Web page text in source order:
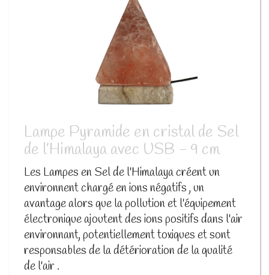
Lampe Pyramide en cristal de Sel
de l’Himalaya avec USB - 9 cm
Les Lampes en Sel de l'Himalaya créent un
environnent chargé en ions négatifs , un
avantage alors que la pollution et l'équipement
électronique ajoutent des ions positifs dans l'air
environnant, potentiellement toxiques et sont
responsables de la détérioration de la qualité
de l'air .